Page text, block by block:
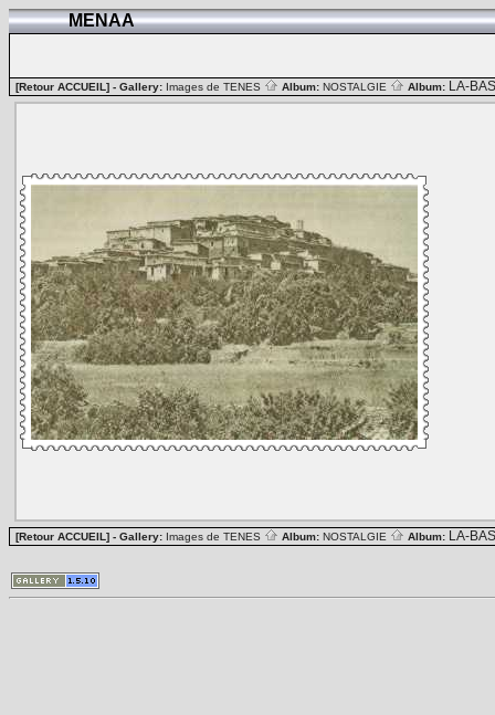
MENAA
[Retour ACCUEIL] - Gallery: Images de TENES Album: NOSTALGIE Album: LA-BAS
[Retour ACCUEIL] - Gallery: Images de TENES Album: NOSTALGIE Album: LA-BAS